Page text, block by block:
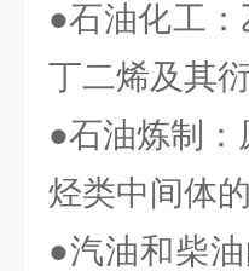
●石油化工
丁二烯及其
●石油炼制
烃类中间体
●汽油和柴